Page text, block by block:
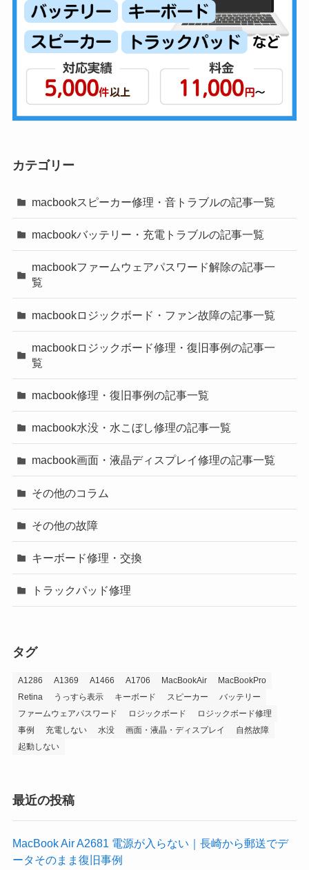
カテゴリー
macbookスピーカー修理・音トラブルの記事一覧
macbookバッテリー・充電トラブルの記事一覧
macbookファームウェアパスワード解除の記事一
覧
macbookロジックボード・ファン故障の記事一覧
macbookロジックボード修理・復旧事例の記事一
覧
macbook修理・復旧事例の記事一覧
macbook水没・水こぼし修理の記事一覧
macbook画面・液晶ディスプレイ修理の記事一覧
その他のコラム
その他の故障
キーボード修理・交換
トラックパッド修理
タグ
A1286 A1369 A1466 A1706 MacBookAir
MacBookPro
Retina
うっすら表示 キーボード スピーカー
バッテリー
ファームウェアパスワード
ロジックボード
ロジックボード修理
事例
充電しない 水没 画面・液晶・ディスプレイ
自然故障
起動しない
最近の投稿
MacBook Air A2681 電源が入らない｜長崎から郵送でデ
ータそのまま復旧事例